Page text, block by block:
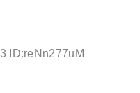
ID:reNn277uM